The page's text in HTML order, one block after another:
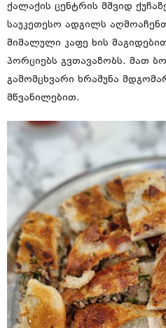
ქალაქის ცენტრის მშვიდ
საუკეთესო ადგილს
მიმალული კაფე ხის
პორციებს გვთავაზობს. მათ
გამომცხვარი ხრაშუნა
მწვანილებით.